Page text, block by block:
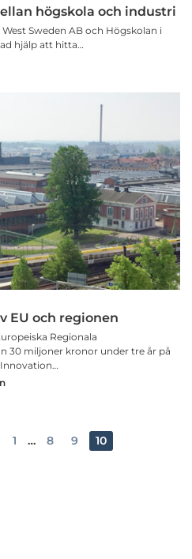
högskola och industri
Sweden AB och Högskolan i
hjälp att hitta…
EU och regionen
Regionala
30 miljoner kronor under tre år på
1 … 8 9 10